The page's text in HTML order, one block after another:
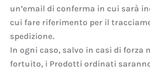
un’email di conferma in cui sarà
cui fare riferimento per il
spedizione.
In ogni caso, salvo in casi di forza
fortuito, i Prodotti ordinati